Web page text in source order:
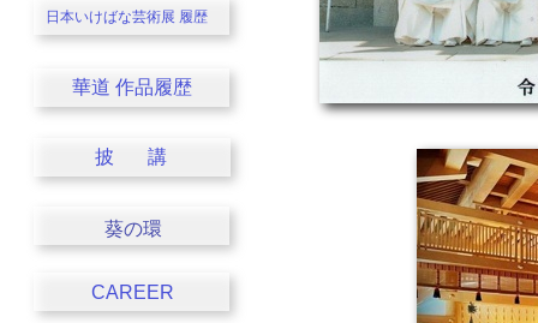
葵の環
披 講
日本いけばな芸術展 履歴
華道 作品履歴
CAREER